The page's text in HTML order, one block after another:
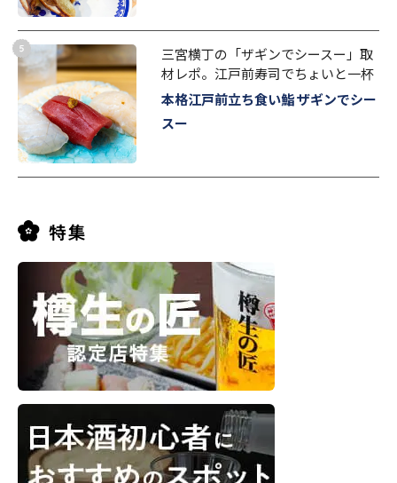
三宮横丁の「ザギンでシースー」取
材レポ。江戸前寿司でちょいと一杯
本格江戸前立ち食い鮨 ザギンでシー
スー